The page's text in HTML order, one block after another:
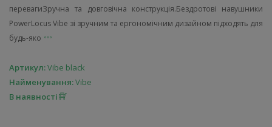
перевагиЗручна та довговічна конструкція.Бездротові навушники
PowerLocus Vibe зі зручним та ергономічним дизайном підходять для
будь-яко
Артикул:Vibe black
Найменування:Vibe
В наявності